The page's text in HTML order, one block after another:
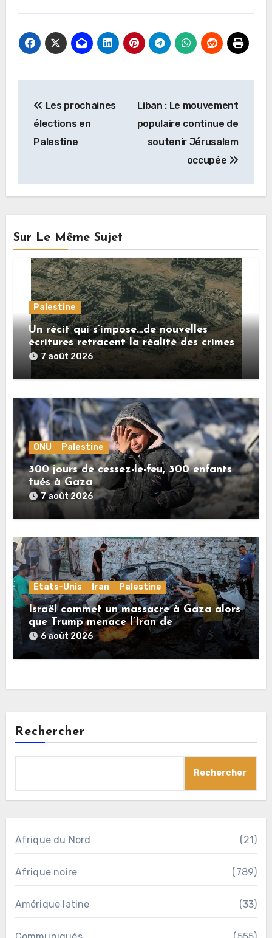
de
l’article
Les prochaines
élections en
Palestine
Liban : Le mouvement
populaire continue de
soutenir Jérusalem
occupée
Sur Le Même Sujet
Palestine
Un récit qui s’impose…de nouvelles
écritures retracent la réalité des crimes
sionistes à Gaza
7 août 2026
ONU Palestine
300 jours de cessez-le-feu, 300 enfants
tués à Gaza
7 août 2026
États-Unis Iran Palestine
Israël commet un massacre à Gaza alors
que Trump menace l’Iran de
«décapitation»
6 août 2026
Rechercher
Rechercher
Afrique du Nord (21)
Afrique noire (789)
Amérique latine (33)